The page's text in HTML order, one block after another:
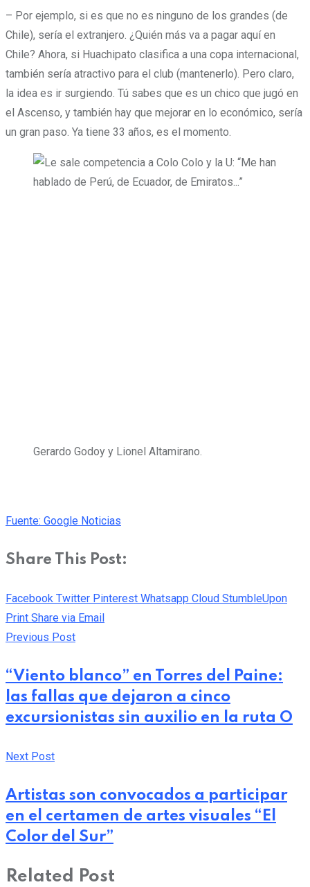
– Por ejemplo, si es que no es ninguno de los grandes (de
Chile), sería el extranjero. ¿Quién más va a pagar aquí en
Chile? Ahora, si Huachipato clasifica a una copa internacional,
también sería atractivo para el club (mantenerlo). Pero claro,
la idea es ir surgiendo. Tú sabes que es un chico que jugó en
el Ascenso, y también hay que mejorar en lo económico, sería
un gran paso. Ya tiene 33 años, es el momento.
Gerardo Godoy y Lionel Altamirano.
Fuente: Google Noticias
Share This Post:
Facebook Twitter Pinterest Whatsapp Cloud StumbleUpon
Print Share via Email
Previous Post
“Viento blanco” en Torres del Paine:
las fallas que dejaron a cinco
excursionistas sin auxilio en la ruta O
Next Post
Artistas son convocados a participar
en el certamen de artes visuales “El
Color del Sur”
Related Post